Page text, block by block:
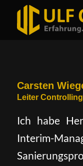
Carsten
Leiter Controlling
Ich habe
Interim-